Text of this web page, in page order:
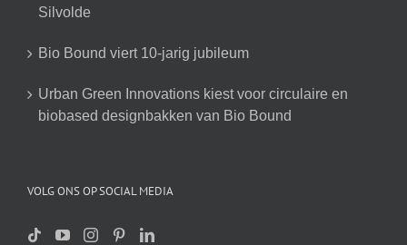
Silvolde
Bio Bound viert 10-jarig jubileum
Urban Green Innovations kiest voor circulaire en
biobased designbakken van Bio Bound
VOLG ONS OP SOCIAL MEDIA